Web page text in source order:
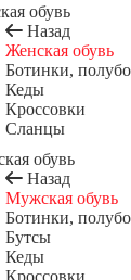
обувь
Назад
Женская обувь
Ботинки,
Кеды
Кроссовки
Сланцы
обувь
Назад
Мужская обувь
Ботинки,
Бутсы
Кеды
Кроссовки